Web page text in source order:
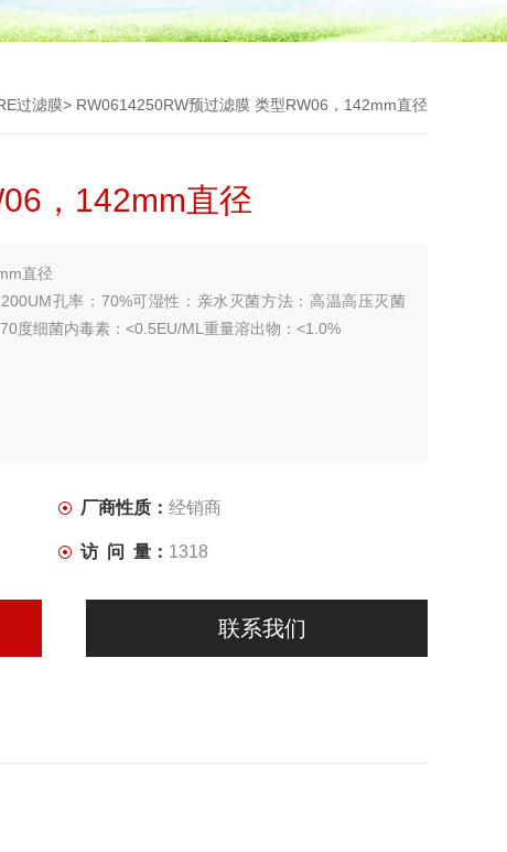
过滤膜> RW0614250RW预过滤膜 类型RW06，142mm直径
，142mm直径
直径
孔率：70%可湿性：亲水灭菌方法：高温高压灭菌
度细菌内毒素：<0.5EU/ML重量溶出物：<1.0%
厂商性质： 经销商
访 问 量： 1318
联系我们